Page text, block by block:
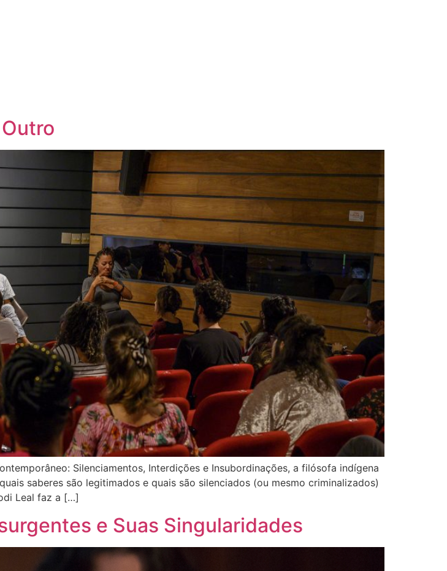
Silenciamentos, Interdições e Insubordinações, a filósofa indígena
saberes são legitimados e quais são silenciados (ou mesmo criminalizados)
Leal faz a […]
e Suas Singularidades